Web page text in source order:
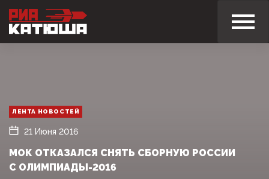
ЛЕНТА НОВОСТЕЙ
21 Июня 2016
МОК ОТКАЗАЛСЯ СНЯТЬ СБОРНУЮ РОССИИ
С ОЛИМПИАДЫ-2016